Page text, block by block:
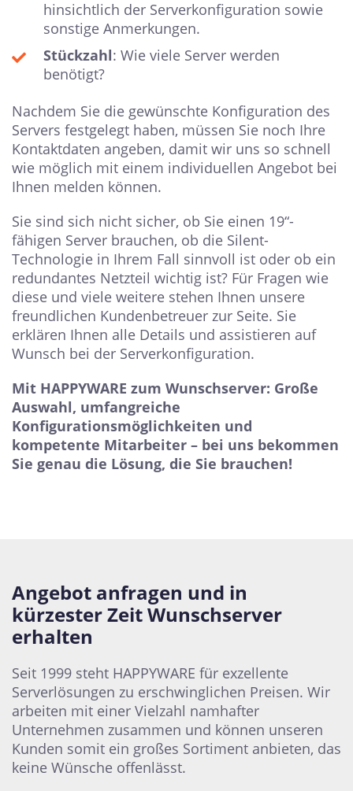
hinsichtlich der Serverkonfiguration sowie
sonstige Anmerkungen.
Stückzahl: Wie viele Server werden
benötigt?
Nachdem Sie die gewünschte Konfiguration des
Servers festgelegt haben, müssen Sie noch Ihre
Kontaktdaten angeben, damit wir uns so schnell
wie möglich mit einem individuellen Angebot bei
Ihnen melden können.
Sie sind sich nicht sicher, ob Sie einen 19“-
fähigen Server brauchen, ob die Silent-
Technologie in Ihrem Fall sinnvoll ist oder ob ein
redundantes Netzteil wichtig ist? Für Fragen wie
diese und viele weitere stehen Ihnen unsere
freundlichen Kundenbetreuer zur Seite. Sie
erklären Ihnen alle Details und assistieren auf
Wunsch bei der Serverkonfiguration.
Mit HAPPYWARE zum Wunschserver: Große
Auswahl, umfangreiche
Konfigurationsmöglichkeiten und
kompetente Mitarbeiter – bei uns bekommen
Sie genau die Lösung, die Sie brauchen!
Angebot anfragen und in
kürzester Zeit Wunschserver
erhalten
Seit 1999 steht HAPPYWARE für exzellente
Serverlösungen zu erschwinglichen Preisen. Wir
arbeiten mit einer Vielzahl namhafter
Unternehmen zusammen und können unseren
Kunden somit ein großes Sortiment anbieten, das
keine Wünsche offenlässt.